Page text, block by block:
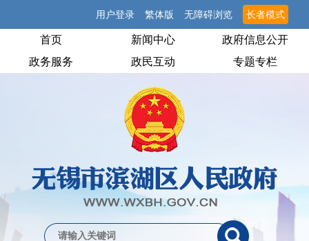
用户登录 繁体版 无障碍浏览 长者模式
首页 新闻中心
政府信息公开
政务服务
政民互动 专题专栏